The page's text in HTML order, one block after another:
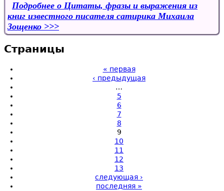
Подробнее о Цитаты, фразы и выражения из
книг известного писателя сатирика Михаила
Зощенко
Страницы
« первая
‹ предыдущая
…
5
6
7
8
9
10
11
12
13
следующая ›
последняя »